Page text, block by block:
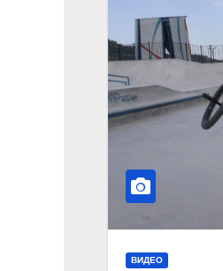
ВИДЕО